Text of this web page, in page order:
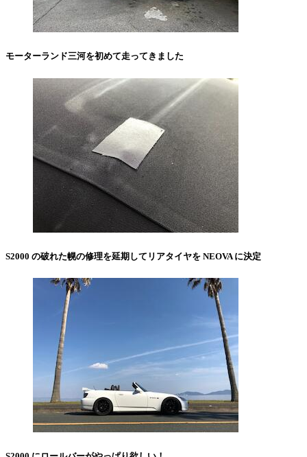
モーターランド三河を初めて走ってきました
S2000 の破れた幌の修理を延期してリアタイヤを NEOVA に決定